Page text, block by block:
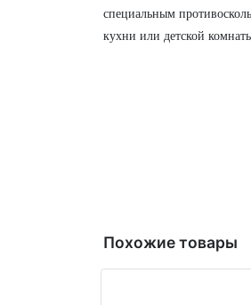
специальным
кухни или детской
Похожие товары